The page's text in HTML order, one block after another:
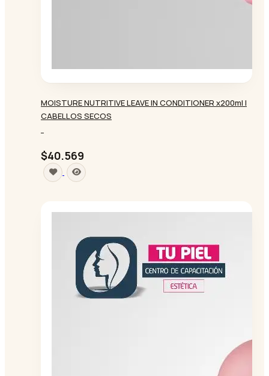
MOISTURE NUTRITIVE LEAVE IN CONDITIONER x200ml |
CABELLOS SECOS
$40.569